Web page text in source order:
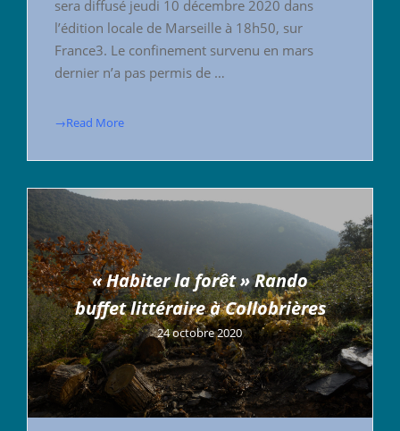
sera diffusé jeudi 10 décembre 2020 dans
l’édition locale de Marseille à 18h50, sur
France3. Le confinement survenu en mars
dernier n’a pas permis de …
→Read More
« Habiter la forêt » Rando
buffet littéraire à Collobrières
24 octobre 2020